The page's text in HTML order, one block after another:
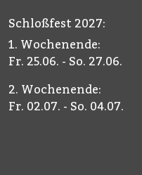
Schloßfest 2027:
1. Wochenende:
Fr. 25.06. - So. 27.06.
2. Wochenende:
Fr. 02.07. - So. 04.07.